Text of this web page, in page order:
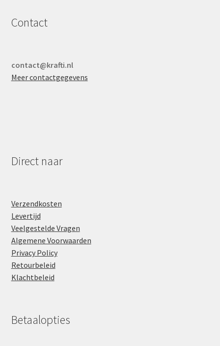
Contact
contact@krafti.nl
Meer contactgegevens
Direct naar
Verzendkosten
Levertijd
Veelgestelde Vragen
Algemene Voorwaarden
Privacy Policy
Retourbeleid
Klachtbeleid
Betaalopties